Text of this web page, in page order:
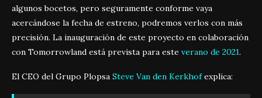
algunos bocetos, pero seguramente conforme vaya
acercándose la fecha de estreno, podremos verlos con más
precisión. La inauguración de este proyecto en colaboración
con Tomorrowland está prevista para este verano de 2021.
El CEO del Grupo Plopsa Steve Van den Kerkhofexplica: